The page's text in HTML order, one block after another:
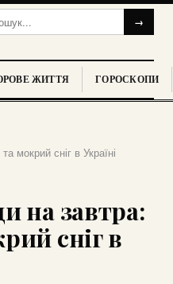
→
ЖИТТЯ ГОРОСКОПИ
мокрий сніг в Україні
на завтра:
сніг в